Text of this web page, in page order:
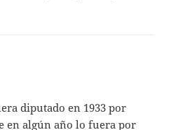
diputado en 1933 por
en algún año lo fuera por